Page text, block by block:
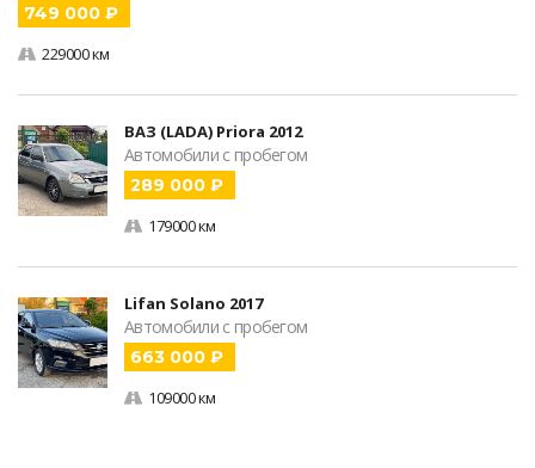
749 000 ₽
229000 км
ВАЗ (LADA) Priora 2012
Автомобили с пробегом
289 000 ₽
179000 км
Lifan Solano 2017
Автомобили с пробегом
663 000 ₽
109000 км